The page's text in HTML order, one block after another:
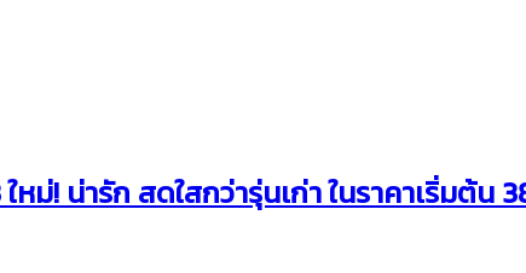
หม่! น่ารัก สดใสกว่ารุ่นเก่า ในราคาเริ่มต้น